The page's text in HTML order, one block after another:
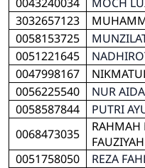
3032657123
0058153725
0051221645
0047998167
0056225540
NUR
0058587844
PUTRI
0068473035
RAHMAH
FAUZIYAH
0051758050
REZA